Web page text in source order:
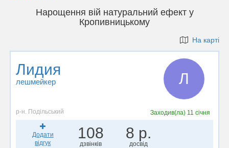
Нарощення вій натуральний ефект у
Кропивницькому
На карті
Лидия
лешмейкер Л
р-н. Подільський Заходив(ла) 11 січня
Додати
відгук
108
дзвінків
8 р.
досвід